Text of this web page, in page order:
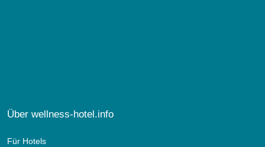
Über wellness-hotel.info
Für Hotels